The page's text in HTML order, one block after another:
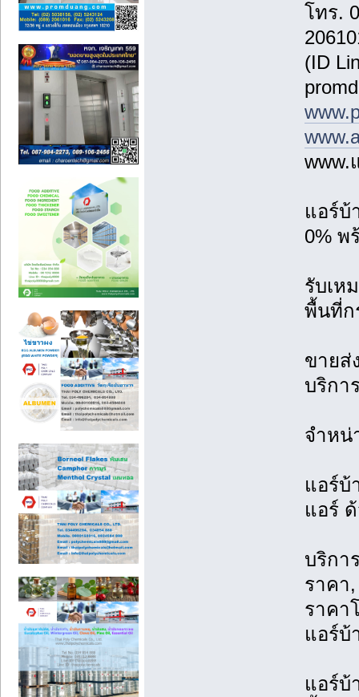
โทร.
(ID
www.
แอร์บ้
0% พ
รับเห
พื้นที่ก
ขายส่
บริกา
จำหน่
แอร์บ้
แอร์
บริกา
ราคา
ราคา
แอร์บ้
แอร์บ้